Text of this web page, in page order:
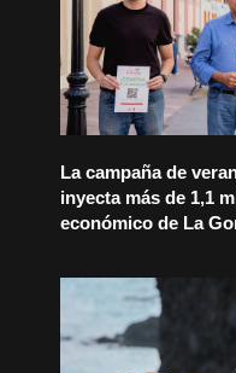
La campaña de
inyecta más de 1,1
económico de La